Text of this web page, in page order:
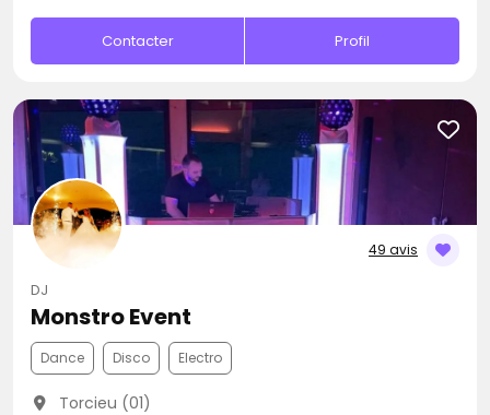
Contacter Profil
49 avis
DJ
Monstro Event
Dance Disco Electro
Torcieu (01)